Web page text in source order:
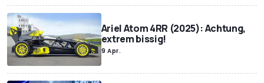
Ariel Atom 4RR (2025): Achtung,
extrem bissig!
9 Apr.